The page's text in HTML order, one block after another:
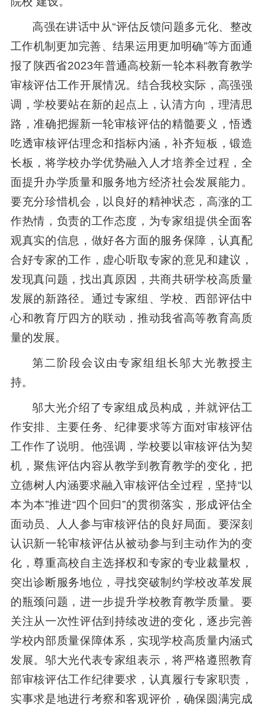
高强在讲话中从“评估反馈问题多元化、整改
工作机制更加完善、结果运用更加明确”等方面通
报了陕西省2023年普通高校新一轮本科教育教学
审核评估工作开展情况。结合我校实际，高强强
调，学校要站在新的起点上，认清方向，理清思
路，准确把握新一轮审核评估的精髓要义，悟透
吃透审核评估理念和指标内涵，补齐短板，锻造
长板，将学校办学优势融入人才培养全过程，全
面提升办学质量和服务地方经济社会发展能力。
要充分珍惜机会，以良好的精神状态，高涨的工
作热情，负责的工作态度，为专家组提供全面客
观真实的信息，做好各方面的服务保障，认真配
合好专家的工作，虚心听取专家的意见和建议，
发现真问题，找出真原因，共商共研学校高质量
发展的新路径。通过专家组、学校、西部评估中
心和教育厅四方的联动，推动我省高等教育高质
量的发展。
第二阶段会议由专家组组长邬大光教授主
持。
邬大光介绍了专家组成员构成，并就评估工
作安排、主要任务、纪律要求等方面对审核评估
工作作了说明。他强调，学校要以审核评估为契
机，聚焦评估内容从教学到教育教学的变化，把
立德树人内涵要求融入审核评估全过程，坚持“以
本为本”推进“四个回归”的贯彻落实，形成评估全
面动员、人人参与审核评估的良好局面。要深刻
认识新一轮审核评估从被动参与到主动作为的变
化，尊重高校自主选择权和专家的专业裁量权，
突出诊断服务地位，寻找突破制约学校改革发展
的瓶颈问题，进一步提升学校教育教学质量。要
关注从一次性评估到持续改进的变化，逐步完善
学校内部质量保障体系，实现学校高质量内涵式
发展。邬大光代表专家组表示，将严格遵照教育
部审核评估工作纪律要求，认真履行专家职责，
实事求是地进行考察和客观评价，确保圆满完成